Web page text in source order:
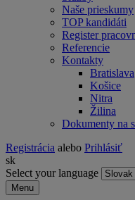
Naše prieskumy
TOP kandidáti
Register
Referencie
Kontakty
Bratislava
Košice
Nitra
Žilina
Dokumenty na
Registrácia alebo Prihlásiť
sk
Select your language
Menu